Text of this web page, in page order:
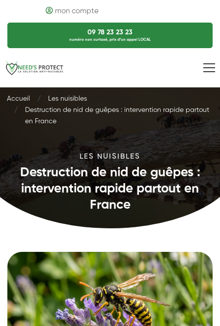
mon compte
09 78 23 23 23
numéro non surtaxé, prix d’un appel LOCAL
Accueil
Les nuisibles
Destruction de nid de guêpes : intervention rapide partout
en France
LES NUISIBLES
Destruction de nid de guêpes :
intervention rapide partout en
France